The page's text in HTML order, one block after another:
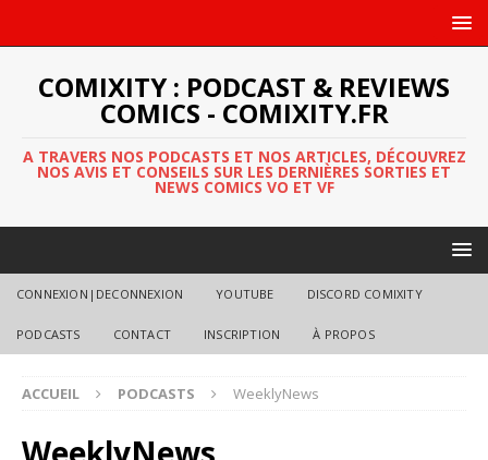
COMIXITY : PODCAST & REVIEWS
COMICS - COMIXITY.FR
A TRAVERS NOS PODCASTS ET NOS ARTICLES, DÉCOUVREZ
NOS AVIS ET CONSEILS SUR LES DERNIÈRES SORTIES ET
NEWS COMICS VO ET VF
CONNEXION|DECONNEXION YOUTUBE DISCORD COMIXITY
PODCASTS CONTACT INSCRIPTION À PROPOS
ACCUEIL PODCASTS WeeklyNews